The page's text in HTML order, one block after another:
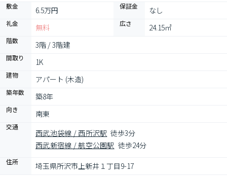
敷金 6.5万円 保証金 なし
礼金 無料 広さ 24.15㎡
階数 3階 / 3階建
間取り 1K
建物 アパート (木造)
築年数 築8年
向き 南東
交通
西武池袋線 / 西所沢駅 徒歩3分
西武新宿線 / 航空公園駅 徒歩24分
住所 埼玉県所沢市上新井１丁目9-17